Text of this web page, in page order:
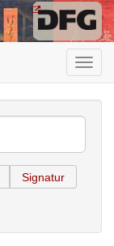
Signatur